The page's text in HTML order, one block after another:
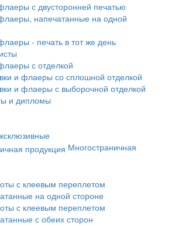
с двусторонней печатью
напечатанные на одной
- печать в тот же день
с отделкой
и флаеры со сплошной отделкой
и флаеры с выборочной отделкой
и дипломы
Многостраничная
с клеевым переплетом
на одной стороне
с клеевым переплетом
с обеих сторон